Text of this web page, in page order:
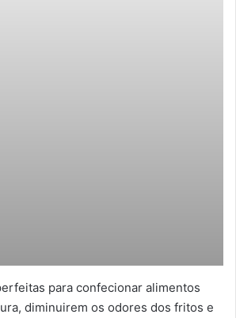
para confecionar alimentos
diminuirem os odores dos fritos e